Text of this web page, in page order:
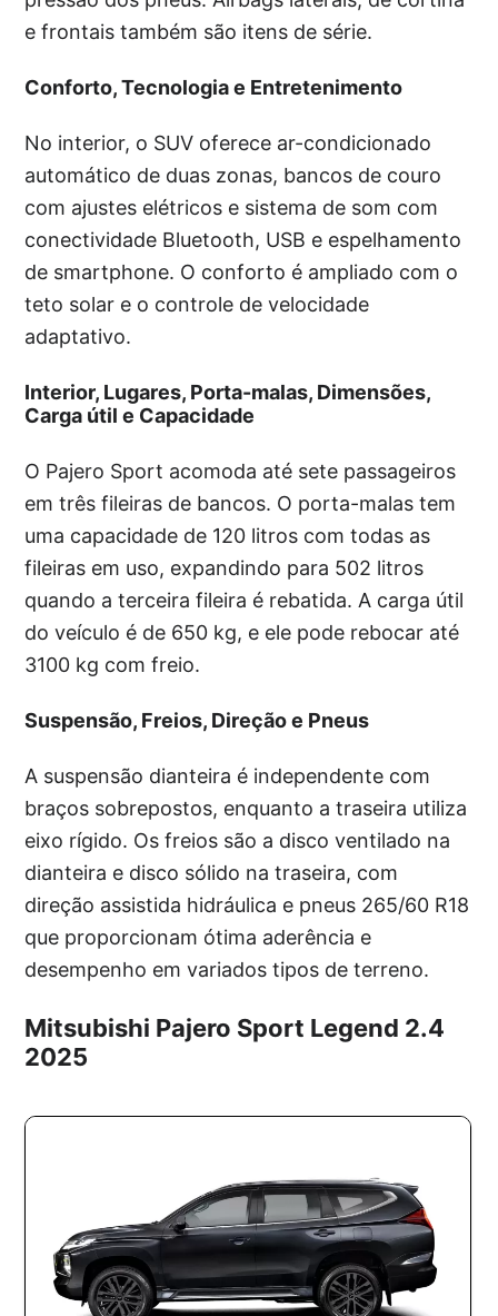
e frontais também são itens de série.
Conforto, Tecnologia e Entretenimento
No interior, o SUV oferece ar-condicionado
automático de duas zonas, bancos de couro
com ajustes elétricos e sistema de som com
conectividade Bluetooth, USB e espelhamento
de smartphone. O conforto é ampliado com o
teto solar e o controle de velocidade
adaptativo.
Interior, Lugares, Porta-malas, Dimensões,
Carga útil e Capacidade
O Pajero Sport acomoda até sete passageiros
em três fileiras de bancos. O porta-malas tem
uma capacidade de 120 litros com todas as
fileiras em uso, expandindo para 502 litros
quando a terceira fileira é rebatida. A carga útil
do veículo é de 650 kg, e ele pode rebocar até
3100 kg com freio.
Suspensão, Freios, Direção e Pneus
A suspensão dianteira é independente com
braços sobrepostos, enquanto a traseira utiliza
eixo rígido. Os freios são a disco ventilado na
dianteira e disco sólido na traseira, com
direção assistida hidráulica e pneus 265/60 R18
que proporcionam ótima aderência e
desempenho em variados tipos de terreno.
Mitsubishi Pajero Sport Legend 2.4
2025